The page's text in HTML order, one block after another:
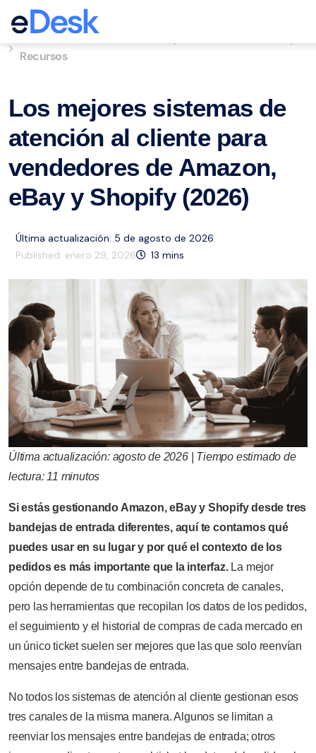
eCommerce Support Central
Recursos
Los mejores sistemas de
atención al cliente para
vendedores de Amazon,
eBay y Shopify (2026)
Última actualización: 5 de agosto de 2026
Published: enero 29, 2026 13 mins
Última actualización: agosto de 2026 | Tiempo estimado de
lectura: 11 minutos
Si estás gestionando Amazon, eBay y Shopify desde tres
bandejas de entrada diferentes, aquí te contamos qué
puedes usar en su lugar y por qué el contexto de los
pedidos es más importante que la interfaz. La mejor
opción depende de tu combinación concreta de canales,
pero las herramientas que recopilan los datos de los pedidos,
el seguimiento y el historial de compras de cada mercado en
un único ticket suelen ser mejores que las que solo reenvían
mensajes entre bandejas de entrada.
No todos los sistemas de atención al cliente gestionan esos
tres canales de la misma manera. Algunos se limitan a
reenviar los mensajes entre bandejas de entrada; otros